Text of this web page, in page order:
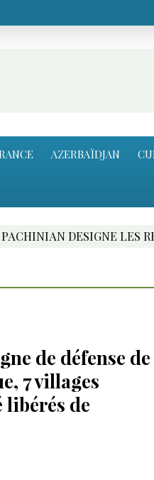
AZERBAÏDJAN
LES RESPONSABLES
de défense de
7 villages
libérés de